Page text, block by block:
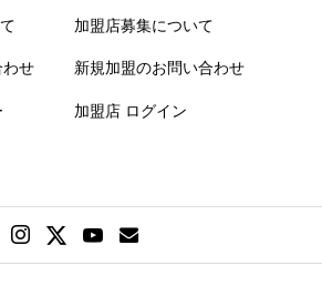
さい 
さい 
わせ
加盟店募集について
新規加盟のお問い合わせ
加盟店 ログイン